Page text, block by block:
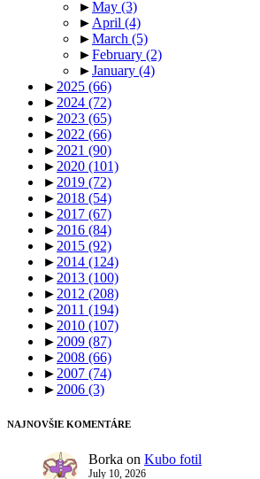
►May (3)
► April (4)
►March (5)
►February (2)
►January (4)
► 2025 (66)
► 2024 (72)
► 2023 (65)
► 2022 (66)
► 2021 (90)
► 2020 (101)
► 2019 (72)
► 2018 (54)
► 2017 (67)
► 2016 (84)
► 2015 (92)
► 2014 (124)
► 2013 (100)
► 2012 (208)
► 2011 (194)
► 2010 (107)
► 2009 (87)
► 2008 (66)
► 2007 (74)
► 2006 (3)
NAJNOVŠIE KOMENTÁRE
Borka on Kubo fotil
July 10, 2026